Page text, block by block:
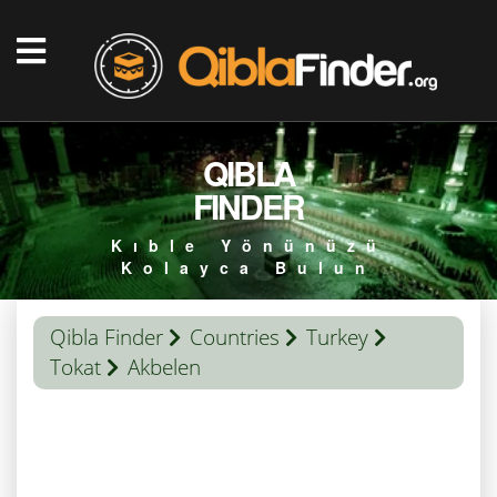
QIBLA
FINDER
Kıble Yönünüzü
Kolayca Bulun
Qibla Finder Countries
Turkey
Tokat
Akbelen